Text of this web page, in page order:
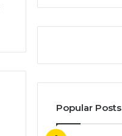
Popular Posts